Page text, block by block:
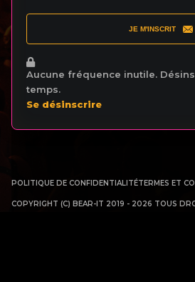
JE M'INSCRIT
Aucune fréquence inutile.
temps.
Se désinscrire
POLITIQUE DE CONFIDENTIALITÉTERMES ET
COPYRIGHT (C) BEAR-IT 2019 - 2026 TOUS